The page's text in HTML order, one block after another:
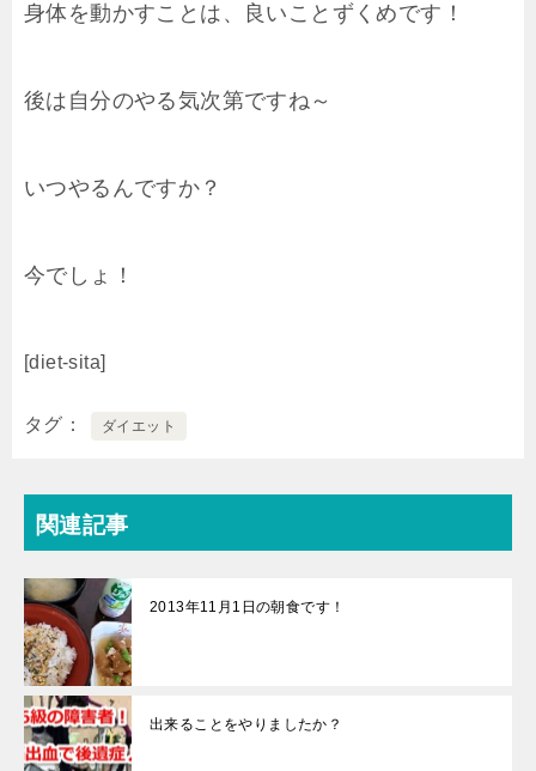
身体を動かすことは、良いことずくめです！
後は自分のやる気次第ですね～
いつやるんですか？
今でしょ！
[diet-sita]
タグ ダイエット
関連記事
2013年11月1日の朝食です！
出来ることをやりましたか？